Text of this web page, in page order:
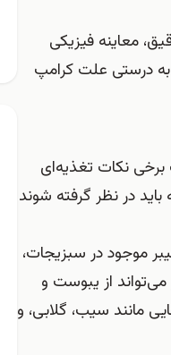
معاینه فیزیکی
به درستی علت کرامپ
نکات تغذیه‌ای
در نظر گرفته شوند
موجود در سبزیجات،
از یبوست و
مانند سیب، گلابی، و